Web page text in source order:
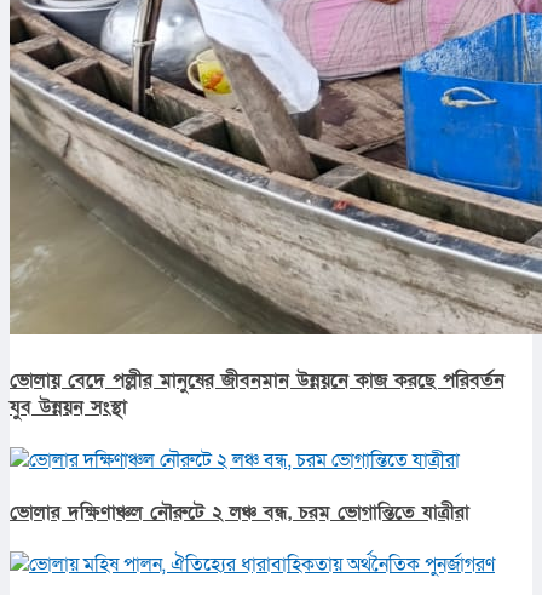
ভোলায় বেদে পল্লীর মানুষের জীবনমান উন্নয়নে কাজ করছে পরিবর্তন
যুব উন্নয়ন সংস্থা
ভোলার দক্ষিণাঞ্চল নৌরুটে ২ লঞ্চ বন্ধ, চরম ভোগান্তিতে যাত্রীরা